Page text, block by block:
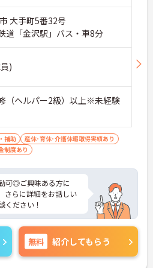
大手町5番32号
道「金沢駅」バス・車8分
)
（ヘルパー2級）以上※未経験
補助
産休･育休･介護休暇取得実績あり
制度あり
可◎ご興味ある方に
さらに詳細をお話しい
ください！
無料 紹介してもらう